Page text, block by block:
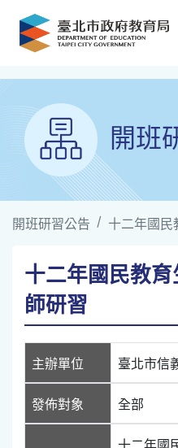
跳到主要內容
開班
開班研習公告 十二年國民
十二年國民教
師研習
主辦單位 臺北市信
發佈對象 全部
十二年國